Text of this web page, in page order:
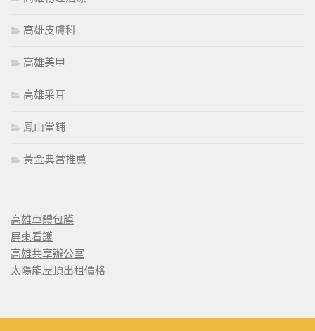
高雄皮膚科
高雄美甲
高雄采耳
鳳山當鋪
黃金典當推薦
高雄車體包膜
屏東看護
高雄共享辦公室
太陽能屋頂出租價格